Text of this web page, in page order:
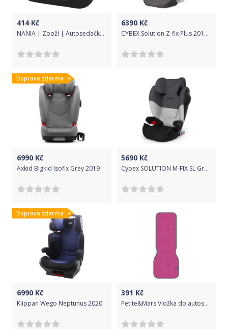
414Kč
NANIA | Zboží | Autosedačka-podsedák Nania Topo Comfort Minnie Typo 2020 | Černá |
6390 Kč
CYBEX Solution Z-fix Plus 2019 Manhattan Grey
Doprava zdarma
6990 Kč
Axkid Bigkid Isofix Grey 2019
5690 Kč
Cybex SOLUTION M-FIX SL Gray Rabbit | dark grey 2022
Doprava zdarma
6990 Kč
Klippan Wego Neptunus 2020
391 Kč
Petite&Mars Vložka do autosedačky 3D Aero 15-36 kg Barva: FUCHSIA